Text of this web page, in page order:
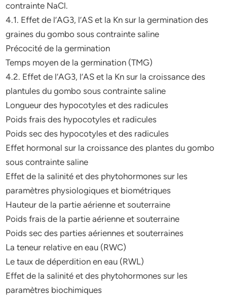
contrainte NaCl.
4.1. Effet de l’AG3, l’AS et la Kn sur la germination des
graines du gombo sous contrainte saline
Précocité de la germination
Temps moyen de la germination (TMG)
4.2. Effet de l’AG3, l’AS et la Kn sur la croissance des
plantules du gombo sous contrainte saline
Longueur des hypocotyles et des radicules
Poids frais des hypocotyles et radicules
Poids sec des hypocotyles et des radicules
Effet hormonal sur la croissance des plantes du gombo
sous contrainte saline
Effet de la salinité et des phytohormones sur les
paramètres physiologiques et biométriques
Hauteur de la partie aérienne et souterraine
Poids frais de la partie aérienne et souterraine
Poids sec des parties aériennes et souterraines
La teneur relative en eau (RWC)
Le taux de déperdition en eau (RWL)
Effet de la salinité et des phytohormones sur les
paramètres biochimiques